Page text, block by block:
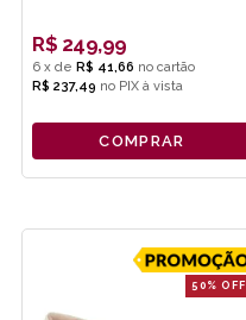
R$ 249,99
6 x de R$ 41,66
R$ 237,49 no PIX
COMPRAR
50% OFF